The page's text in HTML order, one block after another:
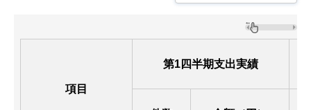
項目
第1四半期支出実績